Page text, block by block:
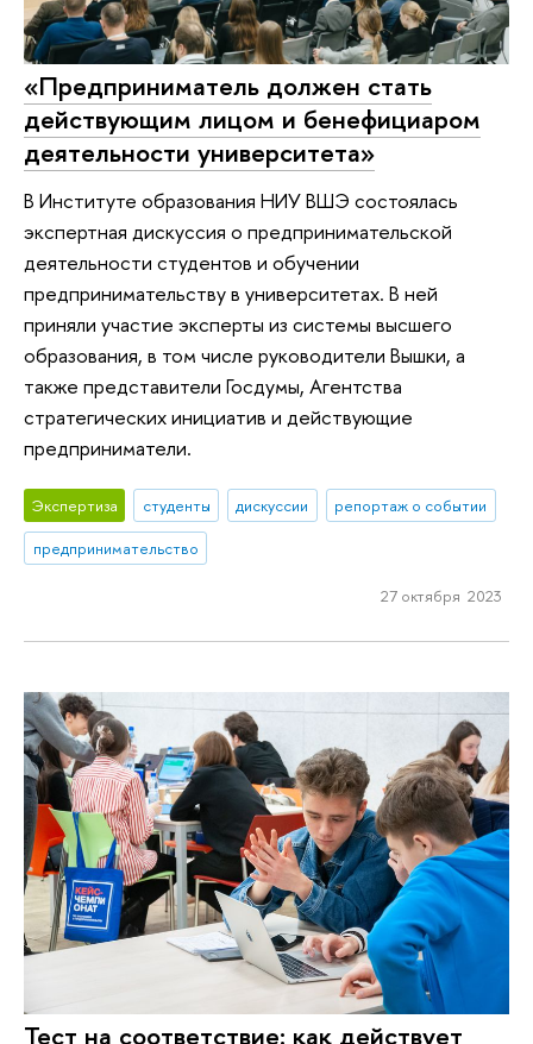
«Предприниматель должен стать
действующим лицом и бенефициаром
деятельности университета»
В Институте образования НИУ ВШЭ состоялась
экспертная дискуссия о предпринимательской
деятельности студентов и обучении
предпринимательству в университетах. В ней
приняли участие эксперты из системы высшего
образования, в том числе руководители Вышки, а
также представители Госдумы, Агентства
стратегических инициатив и действующие
предприниматели.
Экспертиза студенты дискуссии
репортаж о событии
предпринимательство
27 октября 2023
Тест на соответствие: как действует